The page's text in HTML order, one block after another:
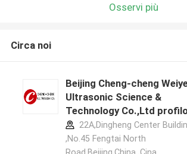
Osservi più
Circa noi
Beijing Cheng-cheng
Ultrasonic Science &
Technology Co.,Ltd
produttore
22A,Dingheng Center
,No.45 Fengtai North